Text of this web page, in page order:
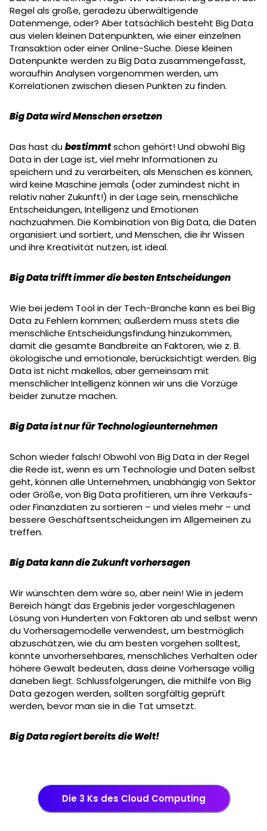
Regel als große, geradezu überwältigende
Datenmenge, oder? Aber tatsächlich besteht Big Data
aus vielen kleinen Datenpunkten, wie einer einzelnen
Transaktion oder einer Online-Suche. Diese kleinen
Datenpunkte werden zu Big Data zusammengefasst,
woraufhin Analysen vorgenommen werden, um
Korrelationen zwischen diesen Punkten zu finden.
Big Data wird Menschen ersetzen
Das hast dubestimmtschon gehört! Und obwohl Big
Data in der Lage ist, viel mehr Informationen zu
speichern und zu verarbeiten, als Menschen es können,
wird keine Maschine jemals (oder zumindest nicht in
relativ naher Zukunft!) in der Lage sein, menschliche
Entscheidungen, Intelligenz und Emotionen
nachzuahmen. Die Kombination von Big Data, die Daten
organisiert und sortiert, und Menschen, die ihr Wissen
und ihre Kreativität nutzen, ist ideal.
Big Data trifft immer die besten Entscheidungen
Wie bei jedem Tool in der Tech-Branche kann es bei Big
Data zu Fehlern kommen; außerdem muss stets die
menschliche Entscheidungsfindung hinzukommen,
damit die gesamte Bandbreite an Faktoren, wie z. B.
ökologische und emotionale, berücksichtigt werden. Big
Data ist nicht makellos, aber gemeinsam mit
menschlicher Intelligenz können wir uns die Vorzüge
beider zunutze machen.
Big Data ist nur für Technologieunternehmen
Schon wieder falsch! Obwohl von Big Data in der Regel
die Rede ist, wenn es um Technologie und Daten selbst
geht, können alle Unternehmen, unabhängig von Sektor
oder Größe, von Big Data profitieren, um ihre Verkaufs-
oder Finanzdaten zu sortieren – und vieles mehr – und
bessere Geschäftsentscheidungen im Allgemeinen zu
treffen.
Big Data kann die Zukunft vorhersagen
Wir wünschten dem wäre so, aber nein! Wie in jedem
Bereich hängt das Ergebnis jeder vorgeschlagenen
Lösung von Hunderten von Faktoren ab und selbst wenn
du Vorhersagemodelle verwendest, um bestmöglich
abzuschätzen, wie du am besten vorgehen solltest,
könnte unvorhersehbares, menschliches Verhalten oder
höhere Gewalt bedeuten, dass deine Vorhersage völlig
daneben liegt. Schlussfolgerungen, die mithilfe von Big
Data gezogen werden, sollten sorgfältig geprüft
werden, bevor man sie in die Tat umsetzt.
Big Data regiert bereits die Welt!
Die 3 Ks des Cloud Computing